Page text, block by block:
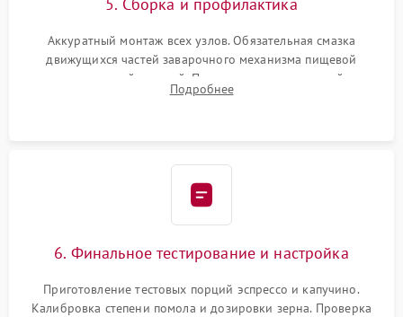
Аккуратный монтаж всех узлов. Обязательная смазка
движущихся частей заварочного механизма пищевой
силиконовой смазкой. Проведение программной
декальцинации и очистки системы от кофейных масел.
Подробнее
6. Финальное тестирование и настройка
Приготовление тестовых порций эспрессо и капучино.
Калибровка степени помола и дозировки зерна. Проверка